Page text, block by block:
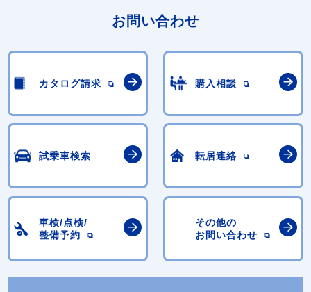
お問い合わせ
カタログ請求 購入相談
試乗車検索 転居連絡
車検/点検/
整備予約
その他の
お問い合わせ